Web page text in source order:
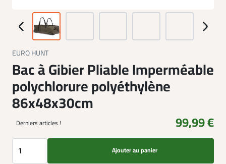
EURO HUNT
Bac à Gibier Pliable Imperméable
polychlorure polyéthylène
86x48x30cm
Derniers articles ! 99,99 €
Ajouter au panier